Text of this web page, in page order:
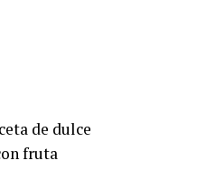
de dulce
fruta